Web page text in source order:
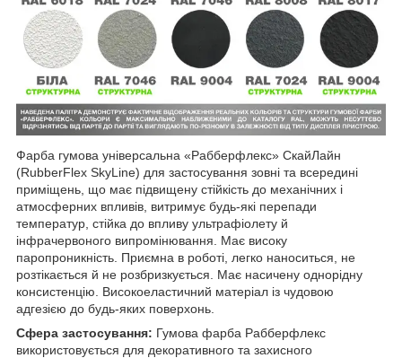
Фарба гумова універсальна «Рабберфлекс» СкайЛайн
(RubberFlex SkyLine) для застосування зовні та всередині
приміщень, що має підвищену стійкість до механічних і
атмосферних впливів, витримує будь-які перепади
температур, стійка до впливу ультрафіолету й
інфрачервоного випромінювання. Має високу
паропроникність. Приємна в роботі, легко наноситься, не
розтікається й не розбризкується. Має насичену однорідну
консистенцію. Високоеластичний матеріал із чудовою
адгезією до будь-яких поверхонь.
Сфера застосування: Гумова фарба Рабберфлекс
використовується для декоративного та захисного